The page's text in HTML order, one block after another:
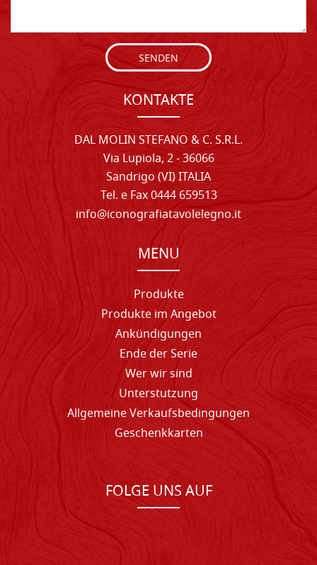
SENDEN
KONTAKTE
DAL MOLIN STEFANO & C. S.R.L.
Via Lupiola, 2 - 36066
Sandrigo (VI) ITALIA
Tel. e Fax 0444 659513
info@iconografiatavolelegno.it
MENU
Produkte
Produkte im Angebot
Ankündigungen
Ende der Serie
Wer wir sind
Unterstutzung
Allgemeine Verkaufsbedingungen
Geschenkkarten
FOLGE UNS AUF